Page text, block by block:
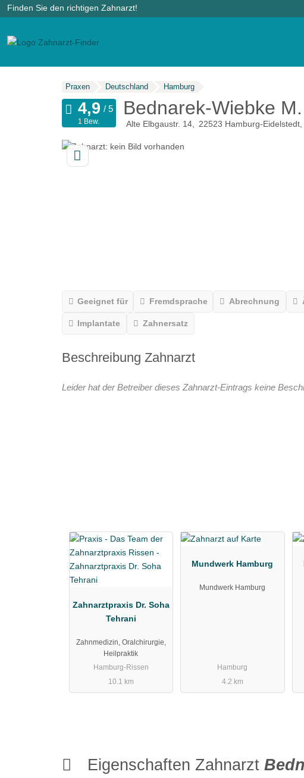
Finden Sie den richtigen Zahnarzt!
Praxen Deutschland Hamburg
Bednarek-Wiebke
Alte Elbgaustr. 14 22523 Hamburg-Eidelstedt
1 Bew.
Geeignet für Fremdsprache Abrechnung
Implantate Zahnersatz
Beschreibung Zahnarzt
Leider hat der Betreiber dieses Zahnarzt-Eintrags keine
Zahnarztpraxis Dr. Soha
Tehrani
Zahnmedizin, Oralchirurgie,
Heilpraktik
Hamburg-Rissen
10.1 km
Mundwerk Hamburg
Mundwerk Hamburg
Hamburg
4.2 km
Eigenschaften Zahnarzt